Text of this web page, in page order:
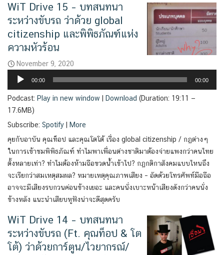
WiT Drive 15 – บทสนทนา
ระหว่างขับรถ ว่าด้วย global
citizenship และพิพิธภัณฑ์แห่ง
ความหัวร้อน
November 9, 2020
Audio
00:00 00:00
Podcast: Play in new window Download (Duration: 19:11 —
17.6MB)
Subscribe: Spotify
More
คุยกับอาบัน คุณท็อป และคุณโตโต้ เรื่อง global citizenship / กฏต่างๆ
ในการเข้าชมพิพิธภัณฑ์ ทำไมพาเพื่อนต่างชาติมาต้องจ่ายแพงกว่าคนไทย
ตั้งหลายเท่า? ทำไมต้องห้ามถือขวดน้ำเข้าไป? กฏกติกาสังคมแบบไหนถึง
จะเรียกว่าสมเหตุสมผล? หมายเหตุคุณภาพเสียง – อัดด้วยโทรศัพท์มือถือ
อาจจะมีเสียงรบกวนค่อนข้างเยอะ และคนนั่งเบาะหน้าเสียงดังกว่าคนนั่ง
ข้างหลัง แนะนำเสียบหูฟังน่าจะดีสุดครับ
WiT Drive 14 – บทสนทนา
ระหว่างขับรถ (Ft. คุณท็อป & โต
โต้) ว่าด้วยการ์ตูน/ไวยากรณ์/